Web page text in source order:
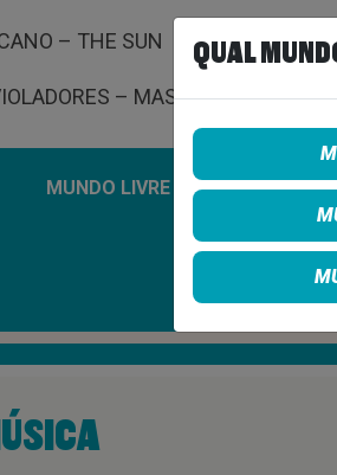
– THE SUN
– MAS ALLA DEL BIEN
MUNDO LIVRE LAB – AONDE
QUAL